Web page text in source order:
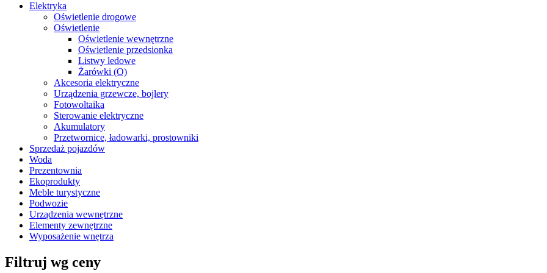
Elektryka
Oświetlenie drogowe
Oświetlenie
Oświetlenie wewnętrzne
Oświetlenie przedsionka
Listwy ledowe
Żarówki (O)
Akcesoria elektryczne
Urządzenia grzewcze, bojlery
Fotowoltaika
Sterowanie elektryczne
Akumulatory
Przetwornice, ładowarki, prostowniki
Sprzedaż pojazdów
Woda
Prezentownia
Ekoprodukty
Meble turystyczne
Podwozie
Urządzenia wewnętrzne
Elementy zewnętrzne
Wyposażenie wnętrza
Filtruj wg ceny